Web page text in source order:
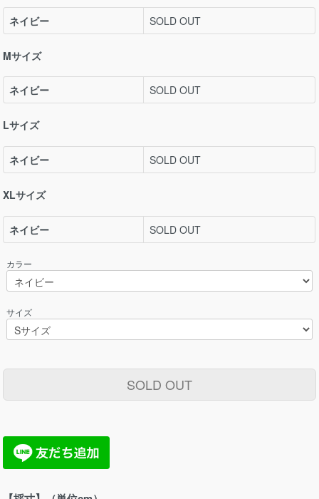
ネイビー SOLD OUT
Mサイズ
ネイビー SOLD OUT
Lサイズ
ネイビー SOLD OUT
XLサイズ
ネイビー SOLD OUT
カラー
サイズ
SOLD OUT